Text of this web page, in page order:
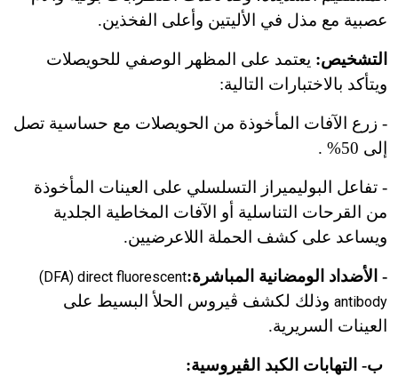
عصبية مع مذل في الأليتين وأعلى الفخذين.
التشخيص: يعتمد على المظهر الوصفي للحويصلات
ويتأكد بالاختبارات التالية:
- زرع الآفات المأخوذة من الحويصلات مع حساسية تصل
إلى 50% .
- تفاعل البوليميراز التسلسلي على العينات المأخوذة
من القرحات التناسلية أو الآفات المخاطية الجلدية
ويساعد على كشف الحملة اللاعرضيين.
- الأضداد الومضانية المباشرة:(DFA) direct fluorescent
antibody وذلك لكشف ڤيروس الحلأ البسيط على
العينات السريرية.
ب- التهابات الكبد الڤيروسية: